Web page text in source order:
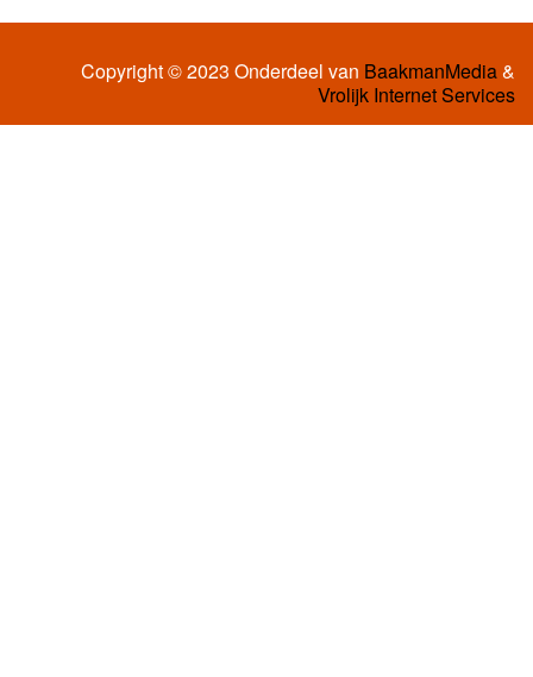
Copyright © 2023 Onderdeel van BaakmanMedia&
Vrolijk Internet Services